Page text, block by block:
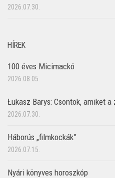
2026.07.30.
HÍREK
100 éves Micimackó
2026.08.05.
Łukasz Barys: Csontok, amiket
2026.07.30.
Háborús „filmkockák”
2026.07.15.
Nyári könyves horoszkóp